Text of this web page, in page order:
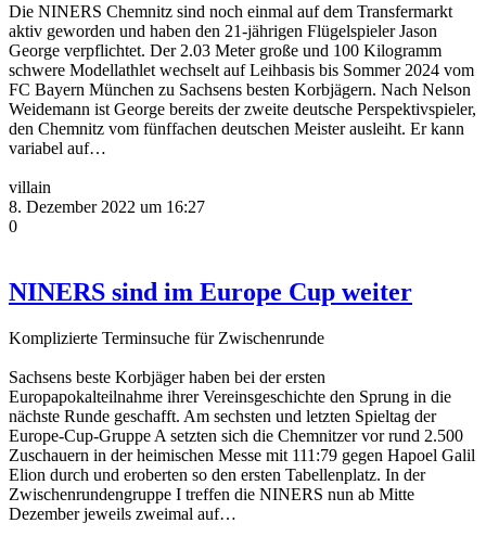
Die NINERS Chemnitz sind noch einmal auf dem Transfermarkt
aktiv geworden und haben den 21-jährigen Flügelspieler Jason
George verpflichtet. Der 2.03 Meter große und 100 Kilogramm
schwere Modellathlet wechselt auf Leihbasis bis Sommer 2024 vom
FC Bayern München zu Sachsens besten Korbjägern. Nach Nelson
Weidemann ist George bereits der zweite deutsche Perspektivspieler,
den Chemnitz vom fünffachen deutschen Meister ausleiht. Er kann
variabel auf…
villain
8. Dezember 2022 um 16:27
0
NINERS sind im Europe Cup weiter
Komplizierte Terminsuche für Zwischenrunde
Sachsens beste Korbjäger haben bei der ersten
Europapokalteilnahme ihrer Vereinsgeschichte den Sprung in die
nächste Runde geschafft. Am sechsten und letzten Spieltag der
Europe-Cup-Gruppe A setzten sich die Chemnitzer vor rund 2.500
Zuschauern in der heimischen Messe mit 111:79 gegen Hapoel Galil
Elion durch und eroberten so den ersten Tabellenplatz. In der
Zwischenrundengruppe I treffen die NINERS nun ab Mitte
Dezember jeweils zweimal auf…